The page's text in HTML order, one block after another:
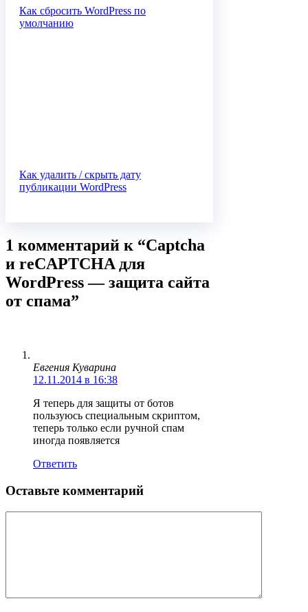
Как сбросить WordPress по
умолчанию
Как удалить / скрыть дату
публикации WordPress
1 комментарий к “Captcha
и reCAPTCHA для
WordPress — защита сайта
от спама”
Евгения Куварина
12.11.2014 в 16:38
Я теперь для защиты от ботов
пользуюсь специальным скриптом,
теперь только если ручной спам
иногда появляется
Ответить
Оставьте комментарий